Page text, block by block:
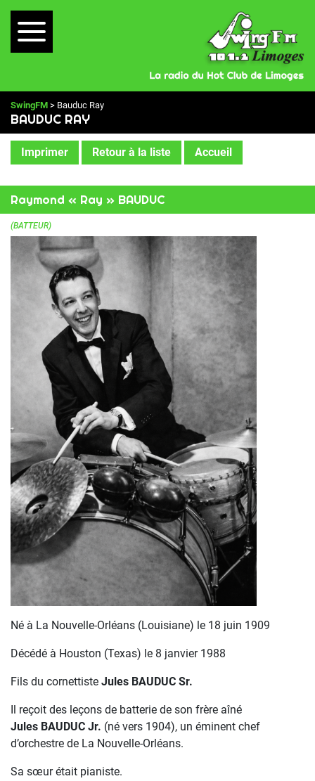
SwingFM > Bauduc Ray
BAUDUC RAY
Imprimer Retour à la liste Accueil
Raymond « Ray » BAUDUC
(BATTEUR)
Né à La Nouvelle-Orléans (Louisiane) le 18 juin 1909
Décédé à Houston (Texas) le 8 janvier 1988
Fils du cornettiste Jules BAUDUC Sr.
Il reçoit des leçons de batterie de son frère aîné
Jules BAUDUC Jr. (né vers 1904), un éminent chef
d’orchestre de La Nouvelle-Orléans.
Sa sœur était pianiste.